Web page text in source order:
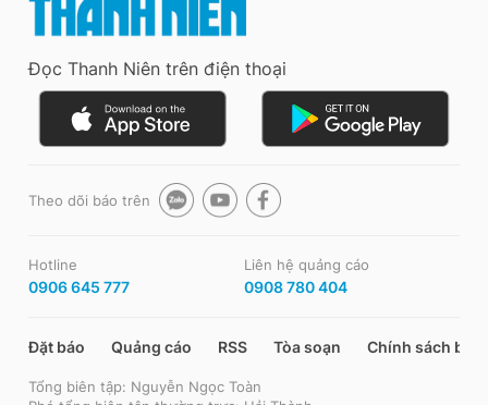
Đọc Thanh Niên trên điện thoại
Theo dõi báo trên
Hotline
0906 645 777
Liên hệ quảng cáo
0908 780 404
Đặt báo Quảng cáo RSS Tòa soạn Chính sách bảo
Tổng biên tập: Nguyễn Ngọc Toàn